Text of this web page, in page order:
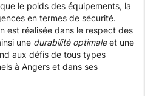
le poids des équipements, la
en termes de sécurité.
est réalisée dans le respect des
une durabilité optimaleet une
aux défis de tous types
à Angers et dans ses